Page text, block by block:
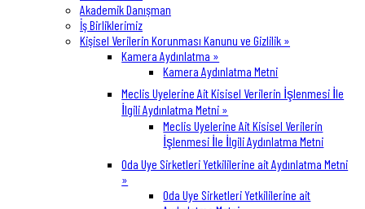
Akademik Danışman
İş Birliklerimiz
Kişisel Verilerin Korunması Kanunu ve Gizlilik »
Kamera Aydınlatma »
Kamera Aydınlatma Metni
Meclis Uyelerine Ait Kisisel Verilerin İşlenmesi İle
İlgili Aydınlatma Metni »
Meclis Uyelerine Ait Kisisel Verilerin
İşlenmesi İle İlgili Aydınlatma Metni
Oda Uye Sirketleri Yetkililerine ait Aydınlatma Metni
»
Oda Uye Sirketleri Yetkililerine ait